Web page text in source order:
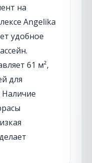
на
Angelika
удобное
61 м²,
для